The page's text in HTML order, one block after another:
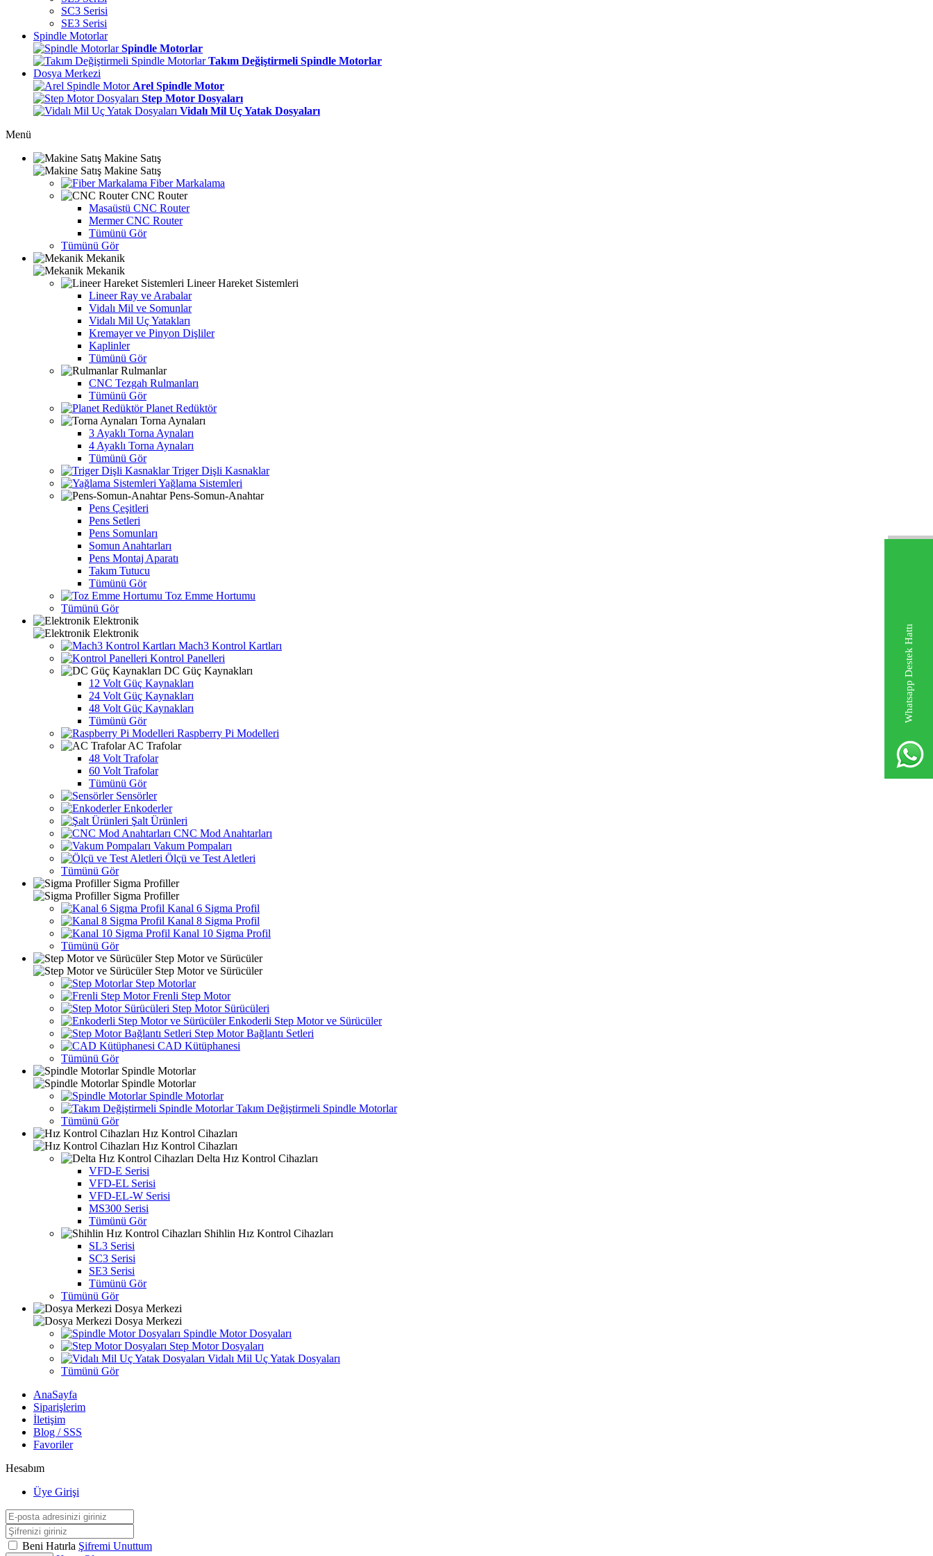
Whatsapp Destek Hattı
SC3 Serisi
SE3 Serisi
Spindle Motorlar
Spindle Motorlar
Takım Değiştirmeli Spindle Motorlar
Dosya Merkezi
Arel Spindle Motor
Step Motor Dosyaları
Vidalı Mil Uç Yatak Dosyaları
Menü
Makine Satış
Makine Satış
Fiber Markalama
CNC Router
Masaüstü CNC Router
Mermer CNC Router
Tümünü Gör
Tümünü Gör
Mekanik
Mekanik
Lineer Hareket Sistemleri
Lineer Ray ve Arabalar
Vidalı Mil ve Somunlar
Vidalı Mil Uç Yatakları
Kremayer ve Pinyon Dişliler
Kaplinler
Tümünü Gör
Rulmanlar
CNC Tezgah Rulmanları
Tümünü Gör
Planet Redüktör
Torna Aynaları
3 Ayaklı Torna Aynaları
4 Ayaklı Torna Aynaları
Tümünü Gör
Triger Dişli Kasnaklar
Yağlama Sistemleri
Pens-Somun-Anahtar
Pens Çeşitleri
Pens Setleri
Pens Somunları
Somun Anahtarları
Pens Montaj Aparatı
Takım Tutucu
Tümünü Gör
Toz Emme Hortumu
Tümünü Gör
Elektronik
Elektronik
Mach3 Kontrol Kartları
Kontrol Panelleri
DC Güç Kaynakları
12 Volt Güç Kaynakları
24 Volt Güç Kaynakları
48 Volt Güç Kaynakları
Tümünü Gör
Raspberry Pi Modelleri
AC Trafolar
48 Volt Trafolar
60 Volt Trafolar
Tümünü Gör
Sensörler
Enkoderler
Şalt Ürünleri
CNC Mod Anahtarları
Vakum Pompaları
Ölçü ve Test Aletleri
Tümünü Gör
Sigma Profiller
Sigma Profiller
Kanal 6 Sigma Profil
Kanal 8 Sigma Profil
Kanal 10 Sigma Profil
Tümünü Gör
Step Motor ve Sürücüler
Step Motor ve Sürücüler
Step Motorlar
Frenli Step Motor
Step Motor Sürücüleri
Enkoderli Step Motor ve Sürücüler
Step Motor Bağlantı Setleri
CAD Kütüphanesi
Tümünü Gör
Spindle Motorlar
Spindle Motorlar
Spindle Motorlar
Takım Değiştirmeli Spindle Motorlar
Tümünü Gör
Hız Kontrol Cihazları
Hız Kontrol Cihazları
Delta Hız Kontrol Cihazları
VFD-E Serisi
VFD-EL Serisi
VFD-EL-W Serisi
MS300 Serisi
Tümünü Gör
Shihlin Hız Kontrol Cihazları
SL3 Serisi
SC3 Serisi
SE3 Serisi
Tümünü Gör
Tümünü Gör
Dosya Merkezi
Dosya Merkezi
Spindle Motor Dosyaları
Step Motor Dosyaları
Vidalı Mil Uç Yatak Dosyaları
Tümünü Gör
AnaSayfa
Siparişlerim
İletişim
Blog / SSS
Favoriler
Hesabım
Üye Girişi
Beni Hatırla Şifremi Unuttum